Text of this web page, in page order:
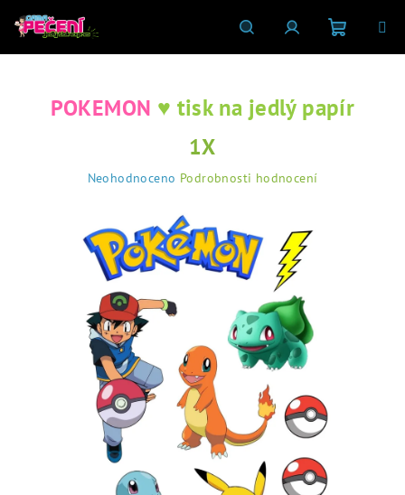
HledatPřihlášeníNákupní
košík
POKEMON ♥ tisk na jedlý papír
1X
Neohodnoceno Podrobnosti hodnocení